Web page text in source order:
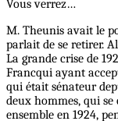
Vous verrez…
M. Theunis avait le
parlait de se retirer.
La grande crise de
Francqui ayant
qui était sénateur
deux hommes, qui
ensemble en 1924,